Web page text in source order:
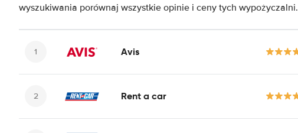
wyszukiwania porównaj wszystkie opinie i ceny tych wypożyczalni.
Avis
Rent a car